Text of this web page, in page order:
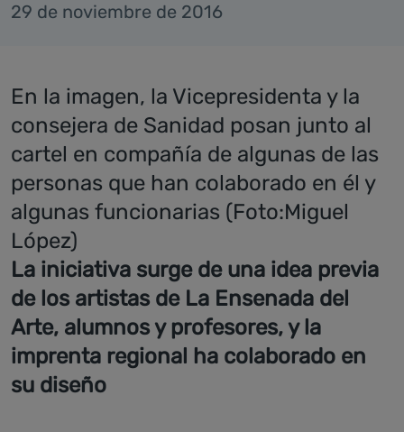
29 de noviembre de 2016
En la imagen, la Vicepresidenta y la
consejera de Sanidad posan junto al
cartel en compañía de algunas de las
personas que han colaborado en él y
algunas funcionarias (Foto:Miguel
López)
La iniciativa surge de una idea previa
de los artistas de La Ensenada del
Arte, alumnos y profesores, y la
imprenta regional ha colaborado en
su diseño